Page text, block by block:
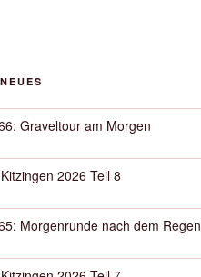
Graveltour am Morgen
2026 Teil 8
Morgenrunde nach dem Regen